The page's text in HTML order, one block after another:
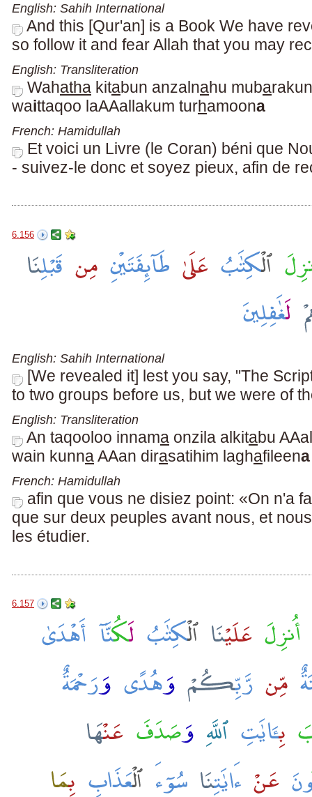
English: Sahih International
And this [Qur'an] is a Book We have
so follow it and fear Allah that you may
English: Transliteration
Wahatha kitabun anzalnahu muba
waittaqoo laAAallakum turhamoona
French: Hamidullah
Et voici un Livre (le Coran) béni que
- suivez-le donc et soyez pieux, afin de
6.156
English: Sahih International
[We revealed it] lest you say, "The
to two groups before us, but we were of
English: Transliteration
An taqooloo innama onzila alkitabu AAal
wain kunnaAAan dirasatihim laghafileena
French: Hamidullah
afin que vous ne disiez point: «On n'a
que sur deux peuples avant nous, et
les étudier.
6.157